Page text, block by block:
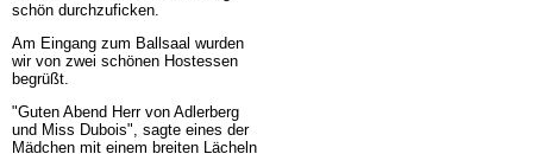
schön durchzuficken.
Am Eingang zum Ballsaal wurden
wir von zwei schönen Hostessen
begrüßt.
"Guten Abend Herr von Adlerberg
und Miss Dubois", sagte eines der
Mädchen mit einem breiten Lächeln